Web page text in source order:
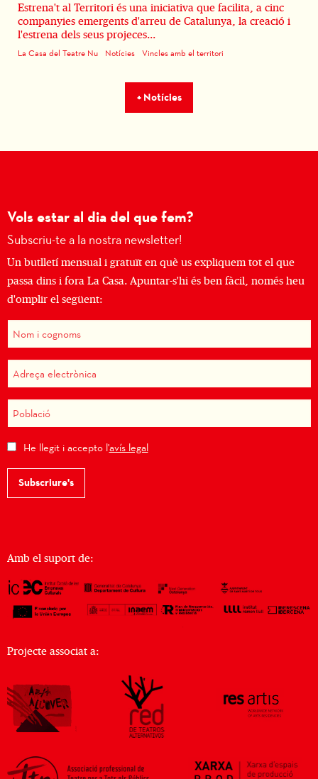
Estrena't al Territori és una iniciativa que facilita, a cinc
companyies emergents d'arreu de Catalunya, la creació i
l'estrena dels seus projeces...
La Casa del Teatre Nu Notícies Vincles amb el territori
+ Notícies
Vols estar al dia del que fem?
Subscriu-te a la nostra newsletter!
Un butlletí mensual i gratuït en què us expliquem tot el que
passa dins i fora La Casa. Apuntar-s'hi és ben fàcil, només heu
d'omplir el següent:
He llegit i accepto l'avís legal
Subscriure's
Amb el suport de:
Projecte associat a: